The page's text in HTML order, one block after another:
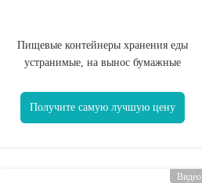
Пищевые контейнеры хранения еды
устранимые, на вынос бумажные
Получите самую лучшую цену
Видео